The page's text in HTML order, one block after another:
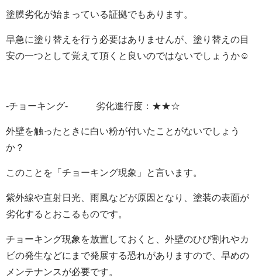
塗膜劣化が始まっている証拠でもあります。
早急に塗り替えを行う必要はありませんが、塗り替えの目
安の一つとして覚えて頂くと良いのではないでしょうか☺️
-チョーキング- 劣化進行度：★★☆
外壁を触ったときに白い粉が付いたことがないでしょう
か？
このことを「チョーキング現象」と言います。
紫外線や直射日光、雨風などが原因となり、塗装の表面が
劣化するとおこるものです。
チョーキング現象を放置しておくと、外壁のひび割れやカ
ビの発生などにまで発展する恐れがありますので、早めの
メンテナンスが必要です。